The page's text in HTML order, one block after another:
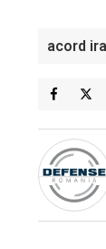
acord